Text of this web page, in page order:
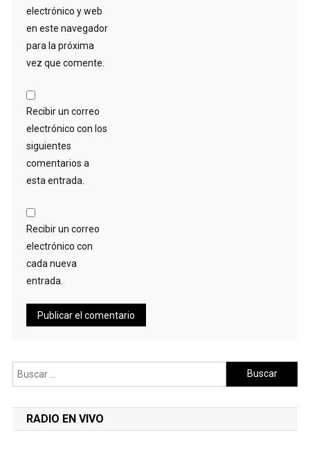
electrónico y web
en este navegador
para la próxima
vez que comente.
Recibir un correo
electrónico con los
siguientes
comentarios a
esta entrada.
Recibir un correo
electrónico con
cada nueva
entrada.
Buscar:
RADIO EN VIVO